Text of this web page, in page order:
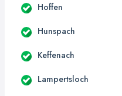
Hoffen
Hunspach
Keffenach
Lampertsloch